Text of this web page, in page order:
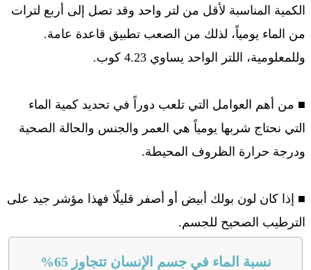
الكمية المناسبة لأقل من لتر واحد وقد تصل إلى أربع لترات
من الماء يومياً، لذلك من الصعب تطبيق قاعدة عامة.
وللمعلومية، اللتر الواحد يساوي 4.23 كوب.
■ من أهم العوامل التي تلعب دوراً في تحديد كمية الماء
التي نحتاج شربها يومياً هي العمر والجنس والحالة الصحية
ودرجة حرارة الظروف المحيطة.
■ إذا كان لون بولك أبيض أو أصفر قليلًا فهذا مؤشر جيد على
الترطيب الصحيح للجسم.
نسبة الماء في جسم الإنسان تتجاوز 65%